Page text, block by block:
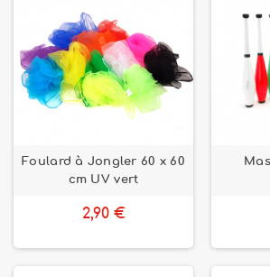
Foulard à Jongler 60 x 60
cm UV vert
2,90 €